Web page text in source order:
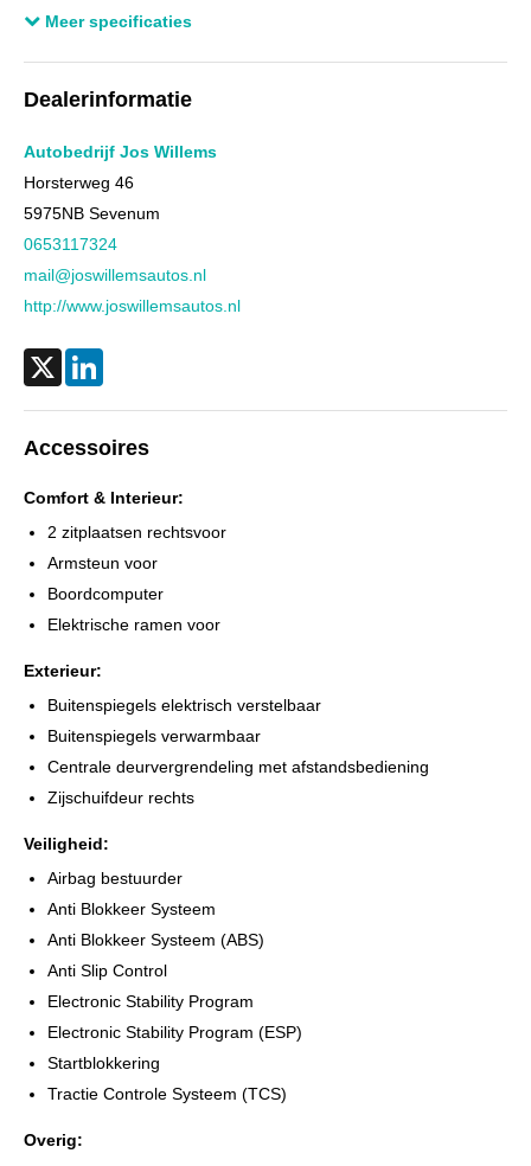
Aandrijving
Emissieklasse
Gecombineerd verbruik
Verbruik stad
Verbruik snelweg
BTW verrekenbaar
Meer specificaties
Dealerinformatie
Autobedrijf Jos Willems
Horsterweg 46
5975NB Sevenum
0653117324
mail@joswillemsautos.nl
http://www.joswillemsautos.nl
Accessoires
Comfort & Interieur:
2 zitplaatsen rechtsvoor
Armsteun voor
Boordcomputer
Elektrische ramen voor
Exterieur:
Buitenspiegels elektrisch verstelbaar
Buitenspiegels verwarmbaar
Centrale deurvergrendeling met afstandsbediening
Zijschuifdeur rechts
Veiligheid:
Airbag bestuurder
Anti Blokkeer Systeem
Anti Blokkeer Systeem (ABS)
Anti Slip Control
Electronic Stability Program
Electronic Stability Program (ESP)
Startblokkering
Tractie Controle Systeem (TCS)
Overig: